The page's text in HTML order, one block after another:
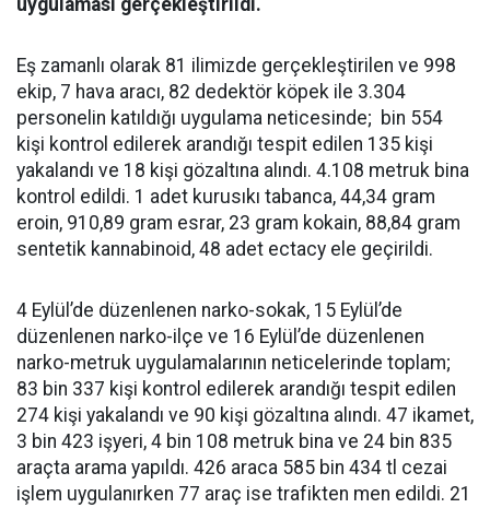
uygulaması gerçekleştirildi.
Eş zamanlı olarak 81 ilimizde gerçekleştirilen ve 998
ekip, 7 hava aracı, 82 dedektör köpek ile 3.304
personelin katıldığı uygulama neticesinde; bin 554
kişi kontrol edilerek arandığı tespit edilen 135 kişi
yakalandı ve 18 kişi gözaltına alındı. 4.108 metruk bina
kontrol edildi. 1 adet kurusıkı tabanca, 44,34 gram
eroin, 910,89 gram esrar, 23 gram kokain, 88,84 gram
sentetik kannabinoid, 48 adet ectacy ele geçirildi.
4 Eylül’de düzenlenen narko-sokak, 15 Eylül’de
düzenlenen narko-ilçe ve 16 Eylül’de düzenlenen
narko-metruk uygulamalarının neticelerinde toplam;
83 bin 337 kişi kontrol edilerek arandığı tespit edilen
274 kişi yakalandı ve 90 kişi gözaltına alındı. 47 ikamet,
3 bin 423 işyeri, 4 bin 108 metruk bina ve 24 bin 835
araçta arama yapıldı. 426 araca 585 bin 434 tl cezai
işlem uygulanırken 77 araç ise trafikten men edildi. 21